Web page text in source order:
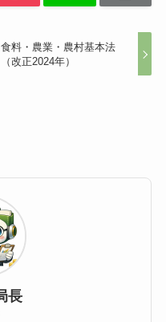
食料・農業・農村基本法
（改正2024年）
長